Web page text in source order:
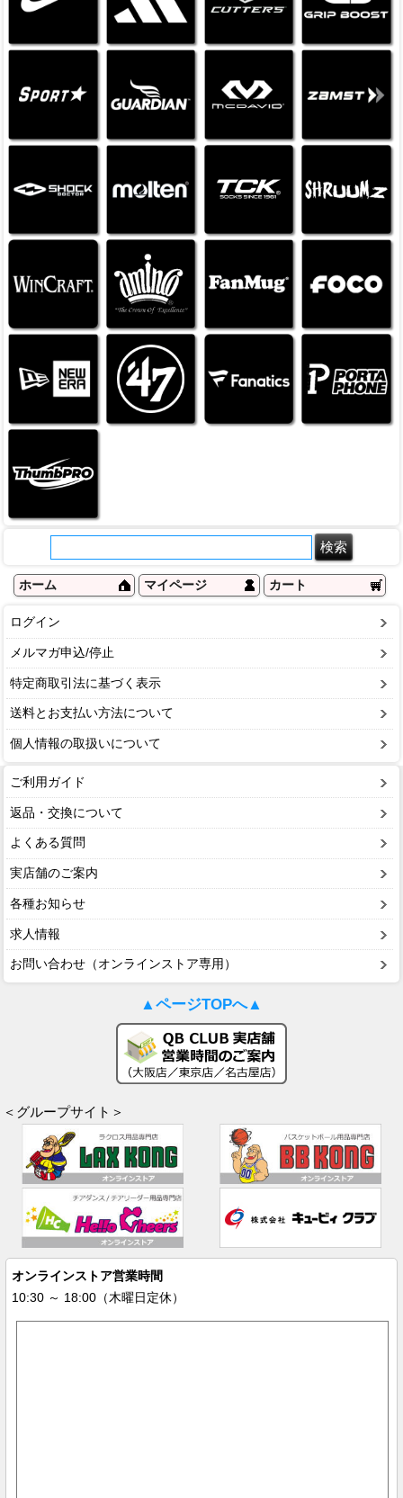
ホーム マイページ カート
ログイン
メルマガ申込/停止
特定商取引法に基づく表示
送料とお支払い方法について
個人情報の取扱いについて
ご利用ガイド
返品・交換について
よくある質問
実店舗のご案内
各種お知らせ
求人情報
お問い合わせ（オンラインストア専用）
▲ページTOPへ▲
＜グループサイト＞
オンラインストア営業時間
10:30 ～ 18:00（木曜日定休）